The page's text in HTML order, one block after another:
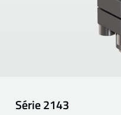
Série2143